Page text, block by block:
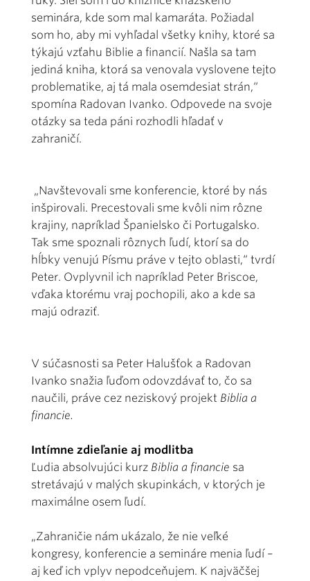
seminára, kde som mal kamaráta. Požiadal
som ho, aby mi vyhľadal všetky knihy, ktoré sa
týkajú vzťahu Biblie a financií. Našla sa tam
jediná kniha, ktorá sa venovala vyslovene tejto
problematike, aj tá mala osemdesiat strán,“
spomína Radovan Ivanko. Odpovede na svoje
otázky sa teda páni rozhodli hľadať v
zahraničí.
„Navštevovali sme konferencie, ktoré by nás
inšpirovali. Precestovali sme kvôli nim rôzne
krajiny, napríklad Španielsko či Portugalsko.
Tak sme spoznali rôznych ľudí, ktorí sa do
hĺbky venujú Písmu práve v tejto oblasti,“ tvrdí
Peter. Ovplyvnil ich napríklad Peter Briscoe,
vďaka ktorému vraj pochopili, ako a kde sa
majú odraziť.
V súčasnosti sa Peter Halušťok a Radovan
Ivanko snažia ľuďom odovzdávať to, čo sa
naučili, práve cez neziskový projekt Biblia a
financie.
Intímne zdieľanie aj modlitba
Ľudia absolvujúci kurz Biblia a financie sa
stretávajú v malých skupinkách, v ktorých je
maximálne osem ľudí.
„Zahraničie nám ukázalo, že nie veľké
kongresy, konferencie a semináre menia ľudí –
aj keď ich vplyv nepodceňujem. K najväčšej